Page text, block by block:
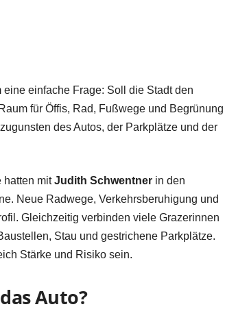
einfache Frage: Soll die Stadt den
für Öffis, Rad, Fußwege und Begrünung
des Autos, der Parkplätze und der
hatten mitJudith Schwentnerin den
Neue Radwege, Verkehrsberuhigung und
Gleichzeitig verbinden viele Grazerinnen
Stau und gestrichene Parkplätze.
Stärke und Risiko sein.
Auto?